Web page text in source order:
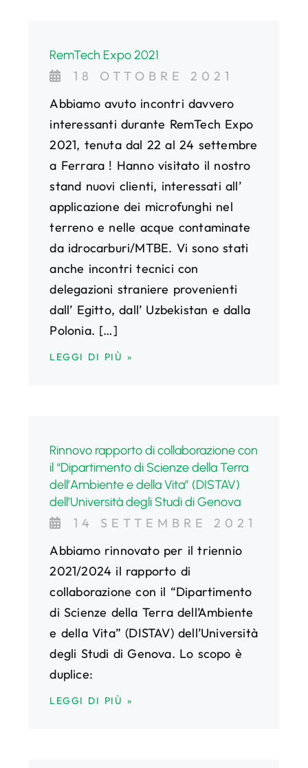
RemTech Expo 2021
18 OTTOBRE 2021
Abbiamo avuto incontri davvero
interessanti durante RemTech Expo
2021, tenuta dal 22 al 24 settembre
a Ferrara ! Hanno visitato il nostro
stand nuovi clienti, interessati all’
applicazione dei microfunghi nel
terreno e nelle acque contaminate
da idrocarburi/MTBE. Vi sono stati
anche incontri tecnici con
delegazioni straniere provenienti
dall’ Egitto, dall’ Uzbekistan e dalla
Polonia. […]
LEGGI DI PIÙ »
Rinnovo rapporto di collaborazione con
il “Dipartimento di Scienze della Terra
dell’Ambiente e della Vita” (DISTAV)
dell’Università degli Studi di Genova
14 SETTEMBRE 2021
Abbiamo rinnovato per il triennio
2021/2024 il rapporto di
collaborazione con il “Dipartimento
di Scienze della Terra dell’Ambiente
e della Vita” (DISTAV) dell’Università
degli Studi di Genova. Lo scopo è
duplice:
LEGGI DI PIÙ »